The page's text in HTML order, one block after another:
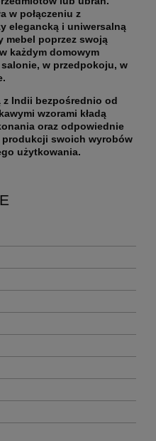
w połączeniu z
elegancką i uniwersalną
mebel poprzez swoją
każdym domowym
w przedpokoju, w
z Indii bezpośrednio od
wzorami kładą
oraz odpowiednie
swoich wyrobów
użytkowania.